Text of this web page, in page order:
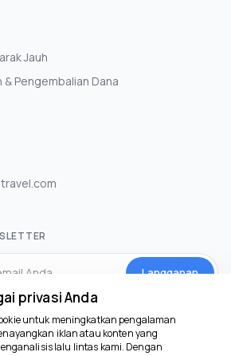
Jauh
Pengembalian Dana
Langganan
privasi Anda
untuk meningkatkan pengalaman
iklan atau konten yang
lalu lintas kami. Dengan